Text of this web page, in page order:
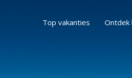
Top vakanties Ontdek